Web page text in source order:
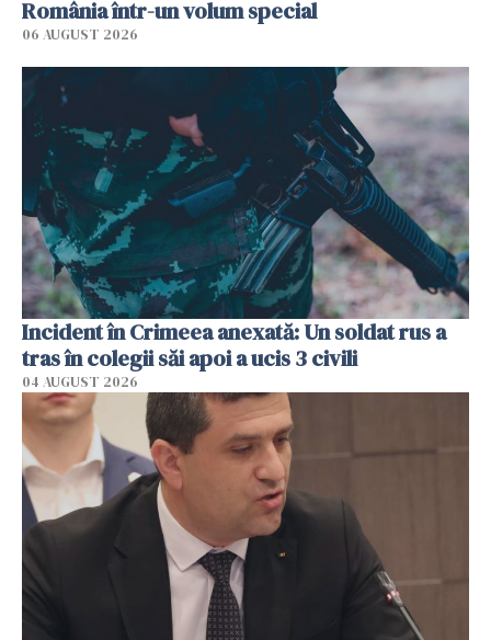
România într-un volum special
06 AUGUST 2026
Incident în Crimeea anexată: Un soldat rus a
tras în colegii săi apoi a ucis 3 civili
04 AUGUST 2026